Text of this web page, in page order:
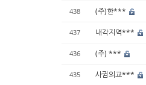
438 (주)한***
437 내각지역***
436 (주) ***
435 사귐의교***